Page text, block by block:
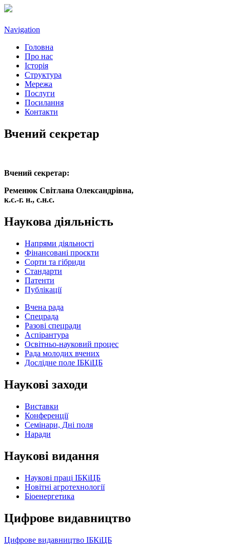
Navigation
Головна
Про нас
Історія
Структура
Мережа
Послуги
Посилання
Контакти
Вчений секретар
Вчений секретар:
Ременюк Світлана Олександрівна,
к.с.-г. н., с.н.с.
Наукова діяльність
Напрями діяльності
Фінансовані проєкти
Сорти та гібриди
Стандарти
Патенти
Публікації
Вчена рада
Спецрада
Разові спецради
Аспірантура
Освітньо-науковий процес
Рада молодих вчених
Дослідне поле ІБКіЦБ
Наукові заходи
Виставки
Конференції
Семінари, Дні поля
Наради
Наукові видання
Наукові праці ІБКіЦБ
Новітні агротехнології
Бiоенергетика
Цифрове видавництво
Цифрове видавництво ІБКіЦБ